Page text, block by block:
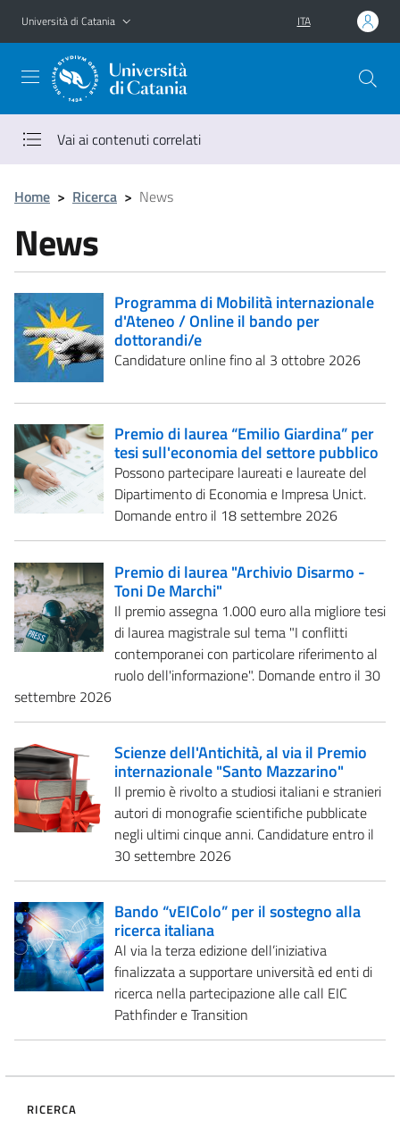
Vai al contenuto principale
Vai al menu di navigazione
Università di Catania ITA
Vai ai contenuti correlati
Home > Ricerca > News
News
Programma di Mobilità internazionale
d'Ateneo / Online il bando per
dottorandi/e
Candidature online fino al 3 ottobre 2026
Premio di laurea “Emilio Giardina” per
tesi sull'economia del settore pubblico
Possono partecipare laureati e laureate del
Dipartimento di Economia e Impresa Unict.
Domande entro il 18 settembre 2026
Premio di laurea "Archivio Disarmo -
Toni De Marchi"
Il premio assegna 1.000 euro alla migliore tesi
di laurea magistrale sul tema "I conflitti
contemporanei con particolare riferimento al
ruolo dell'informazione". Domande entro il 30
settembre 2026
Scienze dell'Antichità, al via il Premio
internazionale "Santo Mazzarino"
Il premio è rivolto a studiosi italiani e stranieri
autori di monografie scientifiche pubblicate
negli ultimi cinque anni. Candidature entro il
30 settembre 2026
Bando “vEIColo” per il sostegno alla
ricerca italiana
Al via la terza edizione dell’iniziativa
finalizzata a supportare università ed enti di
ricerca nella partecipazione alle call EIC
Pathfinder e Transition
RICERCA